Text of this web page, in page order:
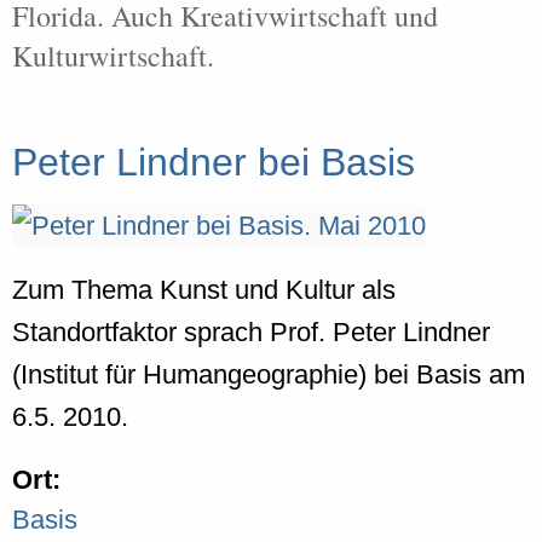
Florida. Auch Kreativwirtschaft und
Kulturwirtschaft.
Peter Lindner bei Basis
Zum Thema Kunst und Kultur als
Standortfaktor sprach Prof. Peter Lindner
(Institut für Humangeographie) bei Basis am
6.5. 2010.
Ort:
Basis